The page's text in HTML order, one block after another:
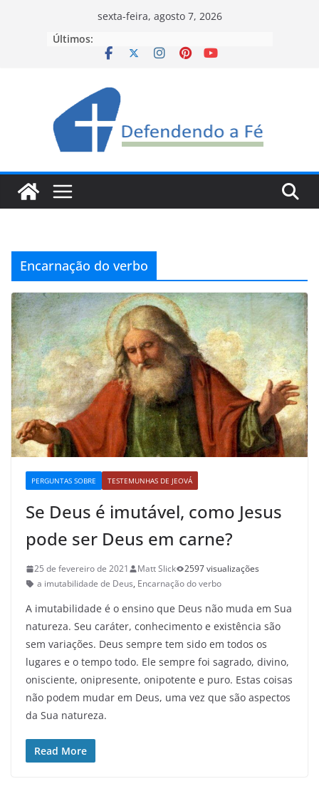
sexta-feira, agosto 7, 2026
Últimos:
Encarnação do verbo
PERGUNTAS SOBRE TESTEMUNHAS DE JEOVÁ
Se Deus é imutável, como Jesus
pode ser Deus em carne?
25 de fevereiro de 2021 Matt Slick
2597 visualizações
a imutabilidade de Deus, Encarnação do verbo
A imutabilidade é o ensino que Deus não muda em Sua
natureza. Seu caráter, conhecimento e existência são
sem variações. Deus sempre tem sido em todos os
lugares e o tempo todo. Ele sempre foi sagrado, divino,
onisciente, onipresente, onipotente e puro. Estas coisas
não podem mudar em Deus, uma vez que são aspectos
da Sua natureza.
Read More